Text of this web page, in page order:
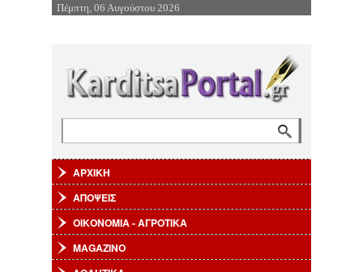
Επιστροφή στην Πλοήγηση
Πέμπτη, 06 Αυγούστου 2026
ΑΡΧΙΚΗ
ΑΠΟΨΕΙΣ
ΟΙΚΟΝΟΜΙΑ - ΑΓΡΟΤΙΚΑ
MAGAZINO